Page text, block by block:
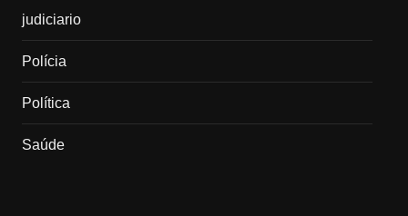
judiciario
Polícia
Política
Saúde